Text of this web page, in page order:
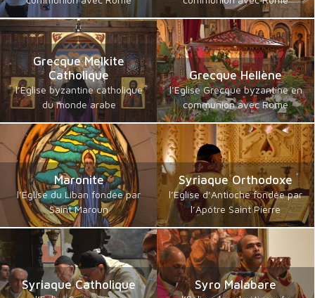
Grecque Melkite
Catholique
l’Eglise byzantine catholique
du monde arabe
Grecque Hellène
l’Eglise Grecque byzantine en
communion avec Rome
Maronite
l’Eglise du Liban fondée par
Saint Maroun
Syriaque Orthodoxe
l’Eglise d’Antioche fondée par
l’Apôtre Saint Pierre
Syriaque Catholique Syro Malabare